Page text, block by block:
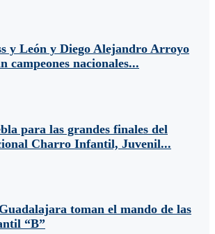
y León y Diego Alejandro Arroyo
campeones nacionales...
para las grandes finales del
Charro Infantil, Juvenil...
toman el mando de las
“B”